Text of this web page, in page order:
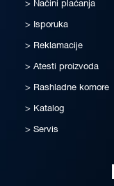
Načini plaćanja
Isporuka
Reklamacije
Atesti proizvoda
Rashladne komore
Katalog
Servis